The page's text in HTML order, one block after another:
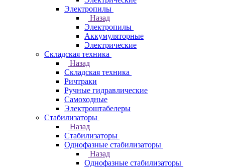
Электропилы
Назад
Электропилы
Аккумуляторные
Электрические
Складская техника
Назад
Складская техника
Ричтраки
Ручные гидравлические
Самоходные
Электроштабелеры
Стабилизаторы
Назад
Стабилизаторы
Однофазные стабилизаторы
Назад
Однофазные стабилизаторы